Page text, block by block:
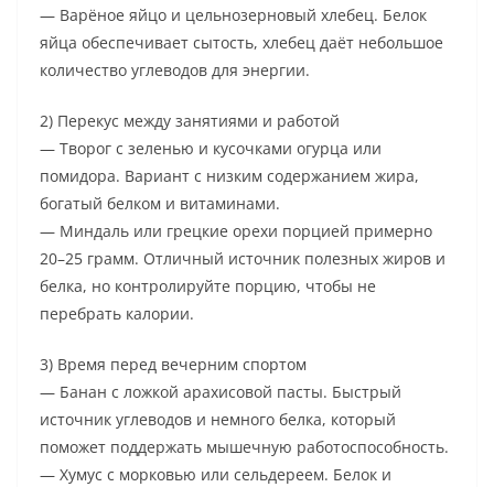
— Варёное яйцо и цельнозерновый хлебец. Белок
яйца обеспечивает сытость, хлебец даёт небольшое
количество углеводов для энергии.
2) Перекус между занятиями и работой
— Творог с зеленью и кусочками огурца или
помидора. Вариант с низким содержанием жира,
богатый белком и витаминами.
— Миндаль или грецкие орехи порцией примерно
20–25 грамм. Отличный источник полезных жиров и
белка, но контролируйте порцию, чтобы не
перебрать калории.
3) Время перед вечерним спортом
— Банан с ложкой арахисовой пасты. Быстрый
источник углеводов и немного белка, который
поможет поддержать мышечную работоспособность.
— Хумус с морковью или сельдереем. Белок и